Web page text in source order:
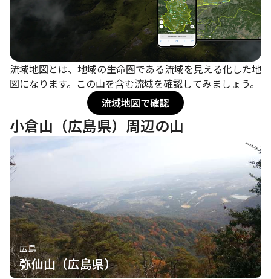
流域地図とは、地域の生命圏である流域を見える化した地
図になります。この山を含む流域を確認してみましょう。
流域地図で確認
小倉山（広島県）周辺の山
広島
弥仙山（広島県）